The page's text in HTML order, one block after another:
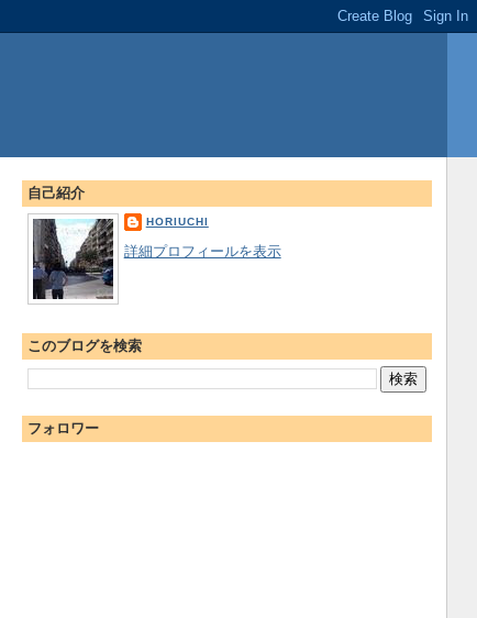
自己紹介
HORIUCHI
詳細プロフィールを表示
このブログを検索
フォロワー